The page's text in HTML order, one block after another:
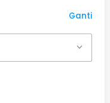
Ganti